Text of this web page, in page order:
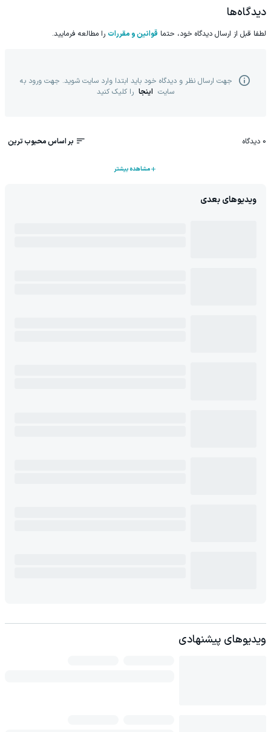
دیدگاه‌ها
لطفا قبل از ارسال دیدگاه خود، حتما قوانین و مقررات را مطالعه فرمایید.
جهت ارسال نظر و دیدگاه خود باید ابتدا وارد سایت شوید. جهت ورود به
سایت اینجا را کلیک کنید
0 دیدگاه بر اساس محبوب ترین
مشاهده بیشتر
ویدیوهای بعدی
ویدیوهای پیشنهادی